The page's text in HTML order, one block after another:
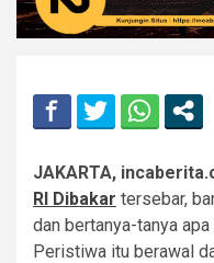
JAKARTA,
RI Dibakar tersebar,
dan bertanya-tanya
Peristiwa itu berawal